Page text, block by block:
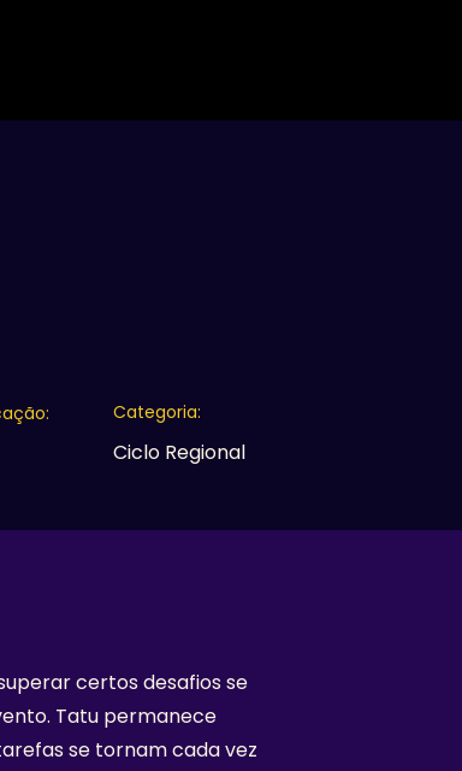
Categoria:
Ciclo Regional
certos desafios se
Tatu permanece
se tornam cada vez